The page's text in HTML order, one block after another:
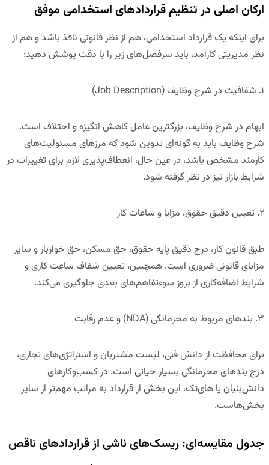
ارکان اصلی در تنظیم قراردادهای استخدامی موفق
برای اینکه یک قرارداد استخدامی، هم از نظر قانونی نافذ باشد و هم از
نظر مدیریتی کارآمد، باید سرفصل‌های زیر را با دقت پوشش دهید:
۱. شفافیت در شرح وظایف ( Job Description
)
ابهام در شرح وظایف، بزرگترین عامل کاهش انگیزه و اختلاف است.
شرح وظایف باید به گونه‌ای تدوین شود که مرزهای مسئولیت‌های
کارمند مشخص باشد، در عین حال، انعطاف‌پذیری لازم برای تغییرات در
شرایط بازار نیز در نظر گرفته شود.
۲. تعیین دقیق حقوق، مزایا و ساعات کار
طبق قانون کار، درج دقیق پایه حقوق، حق مسکن، حق خواربار و سایر
مزایای قانونی ضروری است. همچنین، تعیین شفاف ساعت کاری و
شرایط اضافه‌کاری از بروز سوءتفاهم‌های بعدی جلوگیری می‌کند.
۳. بندهای مربوط به محرمانگی ( NDA) و عدم رقابت
برای محافظت از دانش فنی، لیست مشتریان و استراتژی‌های تجاری،
درج بندهای محرمانگی بسیار حیاتی است. در کسب‌وکارهای
دانش‌بنیان یا های‌تک، این بخش از قرارداد به مراتب مهم‌تر از سایر
بخش‌هاست.
جدول مقایسه‌ای: ریسک‌های ناشی از قراردادهای ناقص